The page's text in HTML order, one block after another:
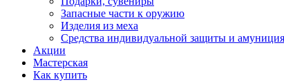
Запасные части к оружию
Изделия из меха
Средства индивидуальной защиты и амуниция
Акции
Мастерская
Как купить